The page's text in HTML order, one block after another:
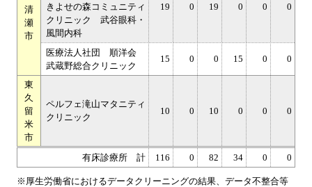
清
瀬
市
きよせの森コミュニティ
クリニック 武谷眼科・
風間内科
19 0 19 0 0 0
医療法人社団 順洋会
武蔵野総合クリニック
15 0 0 15 0 0
東
久
留
米
市
ペルフェ滝山マタニティ
クリニック
10 0 10 0 0 0
有床診療所 計 116 0 82 34 0 0
※厚生労働省におけるデータクリーニングの結果、データ不整合等